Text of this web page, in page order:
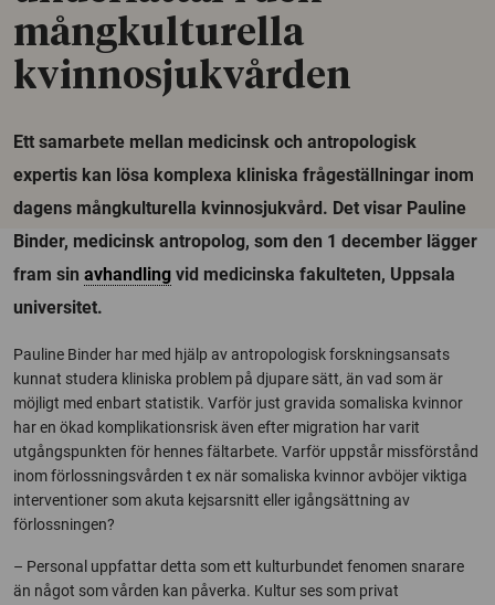
mångkulturella
kvinnosjukvården
Ett samarbete mellan medicinsk och antropologisk
expertis kan lösa komplexa kliniska frågeställningar inom
dagens mångkulturella kvinnosjukvård. Det visar Pauline
Binder, medicinsk antropolog, som den 1 december lägger
fram sin avhandling vid medicinska fakulteten, Uppsala
universitet.
Pauline Binder har med hjälp av antropologisk forskningsansats
kunnat studera kliniska problem på djupare sätt, än vad som är
möjligt med enbart statistik. Varför just gravida somaliska kvinnor
har en ökad komplikationsrisk även efter migration har varit
utgångspunkten för hennes fältarbete. Varför uppstår missförstånd
inom förlossningsvården t ex när somaliska kvinnor avböjer viktiga
interventioner som akuta kejsarsnitt eller igångsättning av
förlossningen?
– Personal uppfattar detta som ett kulturbundet fenomen snarare
än något som vården kan påverka. Kultur ses som privat